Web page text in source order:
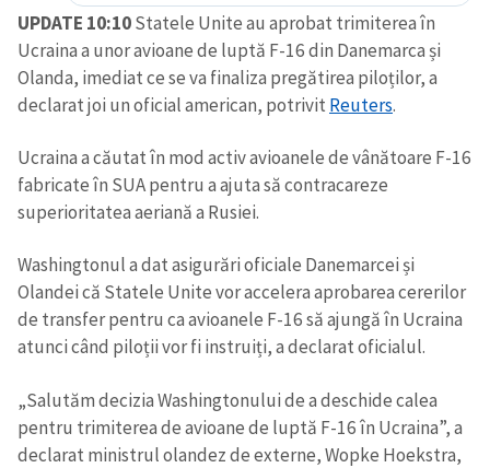
UPDATE 10:10Statele Unite au aprobat trimiterea în
Ucraina a unor avioane de luptă F-16 din Danemarca și
Olanda, imediat ce se va finaliza pregătirea piloților, a
declarat joi un oficial american, potrivit Reuters.
Ucraina a căutat în mod activ avioanele de vânătoare F-16
fabricate în SUA pentru a ajuta să contracareze
superioritatea aeriană a Rusiei.
Washingtonul a dat asigurări oficiale Danemarcei și
Olandei că Statele Unite vor accelera aprobarea cererilor
de transfer pentru ca avioanele F-16 să ajungă în Ucraina
atunci când piloții vor fi instruiți, a declarat oficialul.
„Salutăm decizia Washingtonului de a deschide calea
pentru trimiterea de avioane de luptă F-16 în Ucraina”, a
declarat ministrul olandez de externe, Wopke Hoekstra,